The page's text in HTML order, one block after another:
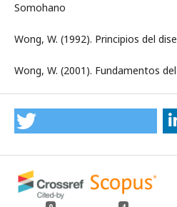
Somohano
Wong, W. (1992). Principios del
Wong, W. (2001). Fundamentos